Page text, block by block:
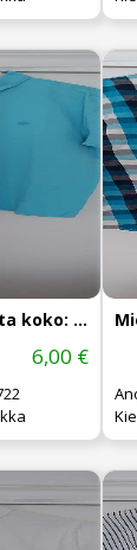
Miesten pikeepaita koko: XL
6,00 €